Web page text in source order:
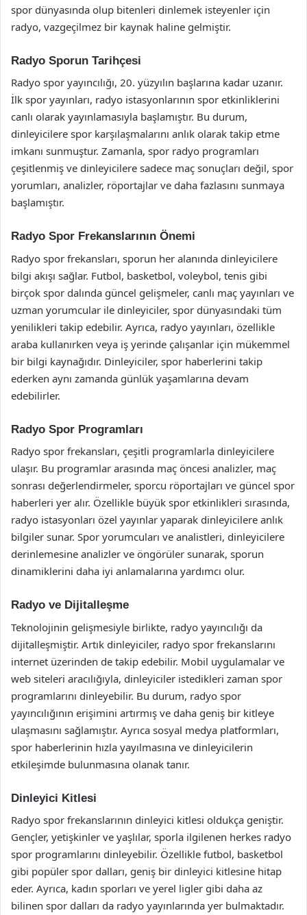
spor dünyasında olup bitenleri dinlemek isteyenler için
radyo, vazgeçilmez bir kaynak haline gelmiştir.
Radyo Sporun Tarihçesi
Radyo spor yayıncılığı, 20. yüzyılın başlarına kadar uzanır.
İlk spor yayınları, radyo istasyonlarının spor etkinliklerini
canlı olarak yayınlamasıyla başlamıştır. Bu durum,
dinleyicilere spor karşılaşmalarını anlık olarak takip etme
imkanı sunmuştur. Zamanla, spor radyo programları
çeşitlenmiş ve dinleyicilere sadece maç sonuçları değil, spor
yorumları, analizler, röportajlar ve daha fazlasını sunmaya
başlamıştır.
Radyo Spor Frekanslarının Önemi
Radyo spor frekansları, sporun her alanında dinleyicilere
bilgi akışı sağlar. Futbol, basketbol, voleybol, tenis gibi
birçok spor dalında güncel gelişmeler, canlı maç yayınları ve
uzman yorumcular ile dinleyiciler, spor dünyasındaki tüm
yenilikleri takip edebilir. Ayrıca, radyo yayınları, özellikle
araba kullanırken veya iş yerinde çalışanlar için mükemmel
bir bilgi kaynağıdır. Dinleyiciler, spor haberlerini takip
ederken aynı zamanda günlük yaşamlarına devam
edebilirler.
Radyo Spor Programları
Radyo spor frekansları, çeşitli programlarla dinleyicilere
ulaşır. Bu programlar arasında maç öncesi analizler, maç
sonrası değerlendirmeler, sporcu röportajları ve güncel spor
haberleri yer alır. Özellikle büyük spor etkinlikleri sırasında,
radyo istasyonları özel yayınlar yaparak dinleyicilere anlık
bilgiler sunar. Spor yorumcuları ve analistleri, dinleyicilere
derinlemesine analizler ve öngörüler sunarak, sporun
dinamiklerini daha iyi anlamalarına yardımcı olur.
Radyo ve Dijitalleşme
Teknolojinin gelişmesiyle birlikte, radyo yayıncılığı da
dijitalleşmiştir. Artık dinleyiciler, radyo spor frekanslarını
internet üzerinden de takip edebilir. Mobil uygulamalar ve
web siteleri aracılığıyla, dinleyiciler istedikleri zaman spor
programlarını dinleyebilir. Bu durum, radyo spor
yayıncılığının erişimini artırmış ve daha geniş bir kitleye
ulaşmasını sağlamıştır. Ayrıca sosyal medya platformları,
spor haberlerinin hızla yayılmasına ve dinleyicilerin
etkileşimde bulunmasına olanak tanır.
Dinleyici Kitlesi
Radyo spor frekanslarının dinleyici kitlesi oldukça geniştir.
Gençler, yetişkinler ve yaşlılar, sporla ilgilenen herkes radyo
spor programlarını dinleyebilir. Özellikle futbol, basketbol
gibi popüler spor dalları, geniş bir dinleyici kitlesine hitap
eder. Ayrıca, kadın sporları ve yerel ligler gibi daha az
bilinen spor dalları da radyo yayınlarında yer bulmaktadır.